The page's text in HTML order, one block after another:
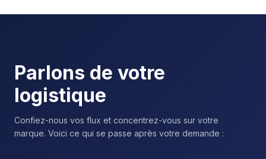
Parlons de votre
logistique
Confiez-nous vos flux et concentrez-vous sur votre
marque. Voici ce qui se passe après votre demande :